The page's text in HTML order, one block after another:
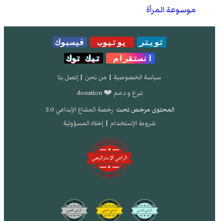
موسوعة المرأة
تويتر يوتيوب
فيسبوك
انستقرام
تيك توك
سياسة الخصوصية | من نحن | إتصل بنا
تبرع و دعم ❤️ donation
المحتوى مرخص تحت رخصة المشاع الإبداعي 3.0
شروط الإستخدام | إخلاء المسؤولية